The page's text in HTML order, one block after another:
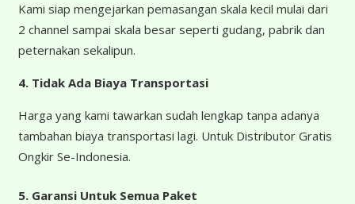
Kami siap mengejarkan pemasangan skala kecil mulai dari
2 channel sampai skala besar seperti gudang, pabrik dan
peternakan sekalipun.
4. Tidak Ada Biaya Transportasi
Harga yang kami tawarkan sudah lengkap tanpa adanya
tambahan biaya transportasi lagi. Untuk Distributor Gratis
Ongkir Se-Indonesia.
5. Garansi Untuk Semua Paket